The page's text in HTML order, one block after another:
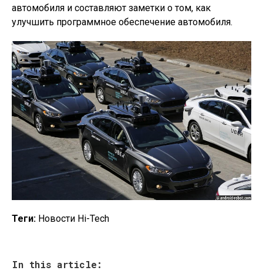
автомобиля и составляют заметки о том, как
улучшить программное обеспечение автомобиля.
Теги: Новости Hi-Tech
In this article: